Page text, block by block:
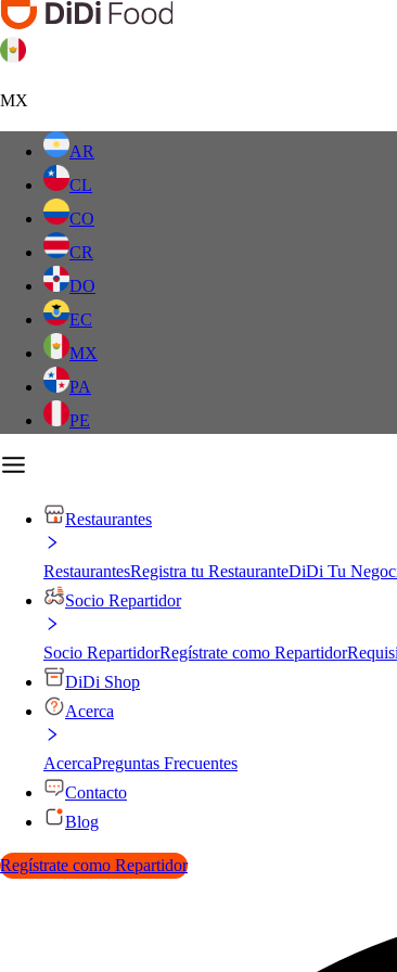
MX
AR
CL
CO
CR
DO
EC
MX
PA
PE
Restaurantes
RestaurantesRegistra tu RestauranteDiDi Tu
Socio Repartidor
Socio RepartidorRegístrate como Repartidor
DiDi Shop
Acerca
AcercaPreguntas Frecuentes
Contacto
Blog
Regístrate como Repartidor